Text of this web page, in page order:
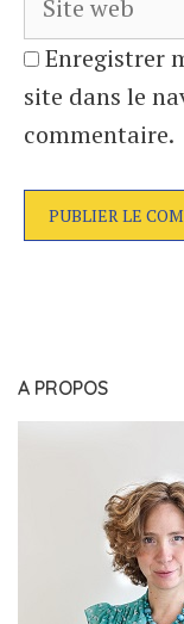
Enregistrer
site dans le
commentaire.
A PROPOS